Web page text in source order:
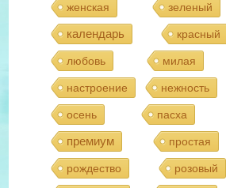
женская зеленый
календарь красный
любовь милая
настроение нежность
осень пасха
премиум
простая
рождество розовый